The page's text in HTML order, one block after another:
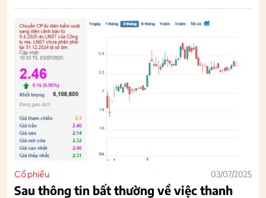
Cổ phiếu 03/07/2025
Sau thông tin bất thường về việc thanh